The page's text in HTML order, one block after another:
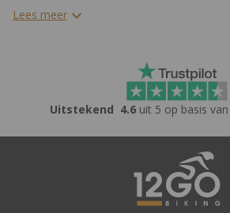
monteren. Op deze manier kan jij de fiets
Lees meer
Uitstekend 4.6uit 5 op basis van